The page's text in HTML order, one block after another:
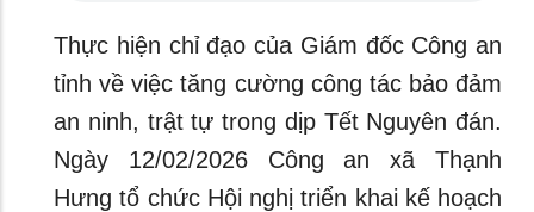
Thực hiện chỉ đạo của Giám đốc Công an
tỉnh về việc tăng cường công tác bảo đảm
an ninh, trật tự trong dịp Tết Nguyên đán.
Ngày 12/02/2026 Công an xã Thạnh
Hưng tổ chức Hội nghị triển khai kế hoạch